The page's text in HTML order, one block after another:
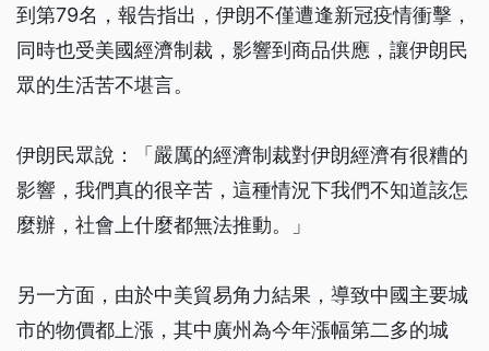
到第79名，報告指出，伊朗不僅遭逢新冠疫情衝擊，
同時也受美國經濟制裁，影響到商品供應，讓伊朗民
眾的生活苦不堪言。
伊朗民眾說：「嚴厲的經濟制裁對伊朗經濟有很糟的
影響，我們真的很辛苦，這種情況下我們不知道該怎
麼辦，社會上什麼都無法推動。」
另一方面，由於中美貿易角力結果，導致中國主要城
市的物價都上漲，其中廣州為今年漲幅第二多的城